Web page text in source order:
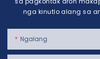
nga kinutlo alang sa
Ngalang